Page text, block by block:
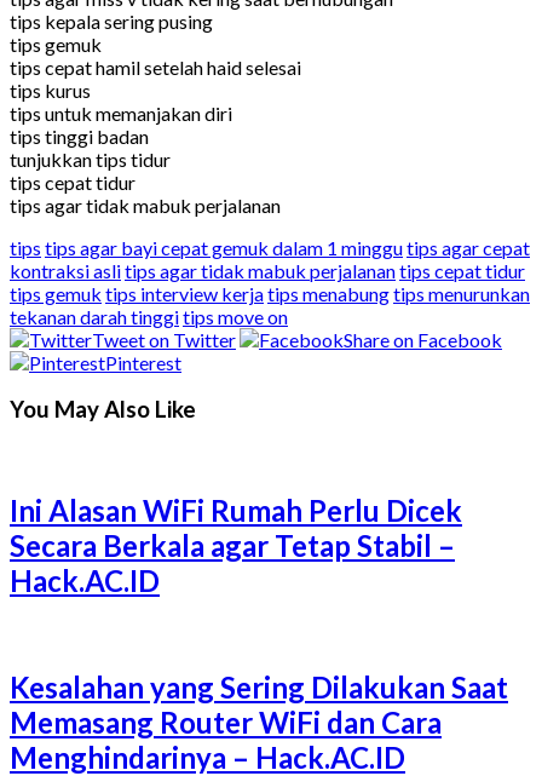
tips kepala sering pusing
tips gemuk
tips cepat hamil setelah haid selesai
tips kurus
tips untuk memanjakan diri
tips tinggi badan
tunjukkan tips tidur
tips cepat tidur
tips agar tidak mabuk perjalanan
tips tips agar bayi cepat gemuk dalam 1 minggutips agar cepat
kontraksi aslitips agar tidak mabuk perjalanantips cepat tidur
tips gemuk tips interview kerjatips menabungtips menurunkan
tekanan darah tinggitips move on
Tweet on Twitter
Share on Facebook
Pinterest
You May Also Like
Ini Alasan WiFi Rumah Perlu Dicek
Secara Berkala agar Tetap Stabil –
Hack.AC.ID
Kesalahan yang Sering Dilakukan Saat
Memasang Router WiFi dan Cara
Menghindarinya – Hack.AC.ID